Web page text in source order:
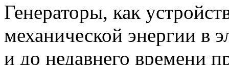
Генераторы, как
механической энергии в
и до недавнего времени